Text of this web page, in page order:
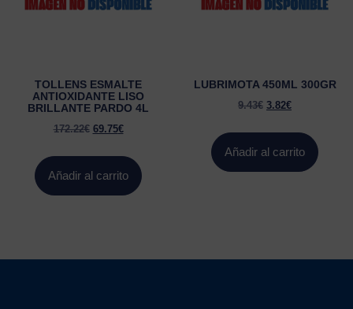
TOLLENS ESMALTE
ANTIOXIDANTE LISO
BRILLANTE PARDO 4L
172.22€ 69.75€
Añadir al carrito
LUBRIMOTA 450ML 300GR
9.43€ 3.82€
Añadir al carrito